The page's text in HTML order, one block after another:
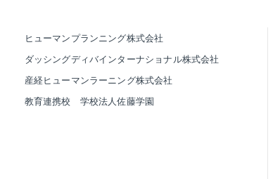
ヒューマンプランニング株式会社
ダッシングディバインターナショナル株式会社
産経ヒューマンラーニング株式会社
教育連携校 学校法人佐藤学園